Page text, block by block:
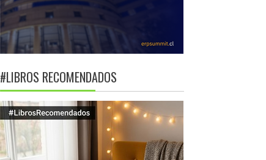
#LIBROS RECOMENDADOS